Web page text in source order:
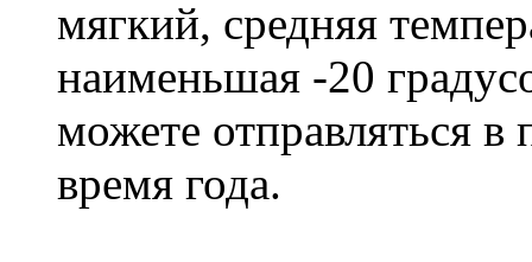
мягкий, средняя
наименьшая -20
можете отправляться
время года.